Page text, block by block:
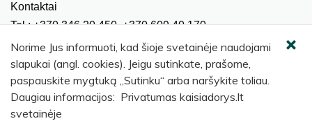
Kontaktai
Tel.: +370 346 20 450, +370 609 40 170
El. paštas.: meras@kaisiadorys.lt
dokumentai@kaisiadorys.lt
Naujienų prenumerata
Norime Jus informuoti, kad šioje svetainėje naudojami
slapukai (angl. cookies). Jeigu sutinkate, prašome,
paspauskite mygtuką „Sutinku“ arba naršykite toliau.
Daugiau informacijos: Privatumas kaisiadorys.lt
svetainėje